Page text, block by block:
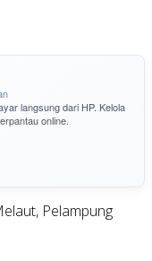
langsung dari HP. Kelola
online.
Pelampung